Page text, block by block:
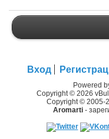
Вход
Powered
Copyright © 2026
Copyright © 2005-
Aromarti-